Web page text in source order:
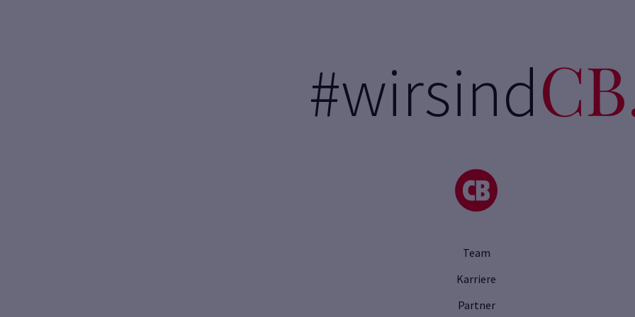
#wirsind
Team
Karriere
Partner